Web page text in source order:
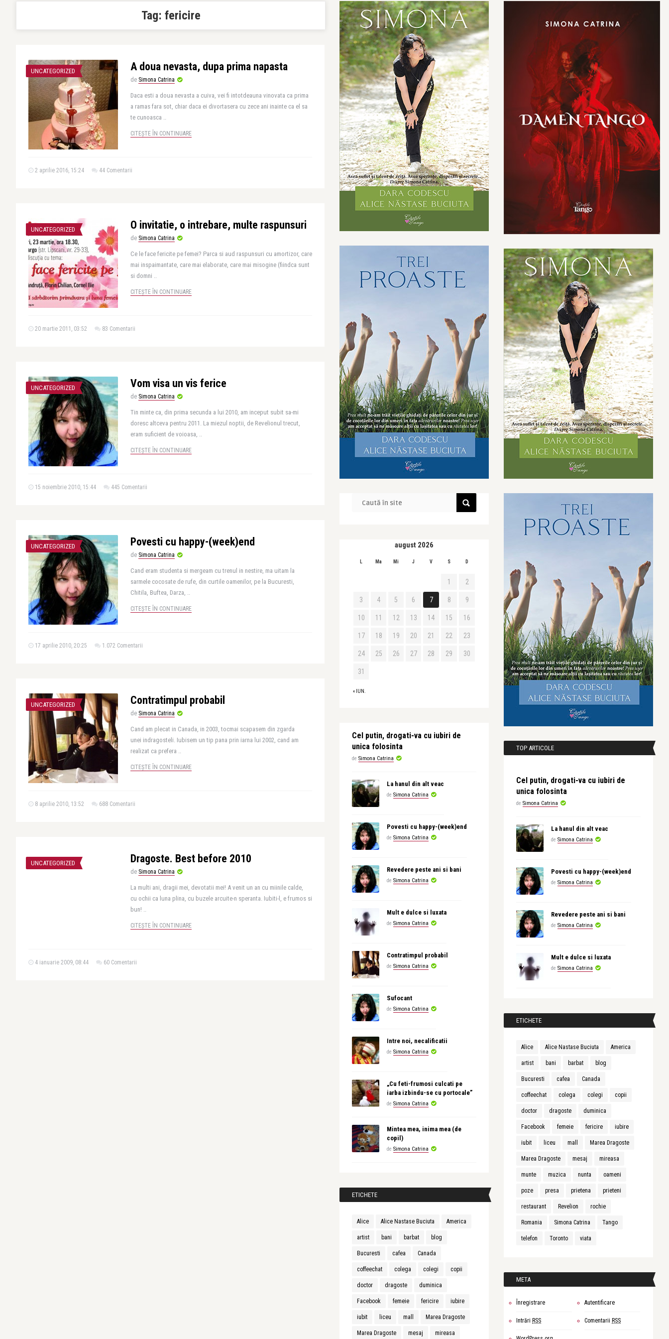
Tag: fericire
UNCATEGORIZED A doua nevasta, dupa prima napasta
de Simona Catrina
Daca esti a doua nevasta a cuiva, vei fi intotdeauna vinovata ca prima
a ramas fara sot, chiar daca ei divortasera cu zece ani inainte ca el sa
te cunoasca ..
CITEȘTE ÎN CONTINUARE
2 aprilie 2016, 15:24 44 Comentarii
UNCATEGORIZED O invitatie, o intrebare, multe raspunsuri
de Simona Catrina
Ce le face fericite pe femei? Parca si aud raspunsuri cu amortizor, care
mai inspaimantate, care mai elaborate, care mai misogine (fiindca sunt
si domni ..
CITEȘTE ÎN CONTINUARE
20 martie 2011, 03:52 83 Comentarii
UNCATEGORIZED Vom visa un vis ferice
de Simona Catrina
Tin minte ca, din prima secunda a lui 2010, am inceput subit sa-mi
doresc altceva pentru 2011. La miezul noptii, de Revelionul trecut,
eram suficient de voioasa, ..
CITEȘTE ÎN CONTINUARE
15 noiembrie 2010, 15:44 445 Comentarii
UNCATEGORIZED Povesti cu happy-(week)end
de Simona Catrina
Cand eram studenta si mergeam cu trenul in nestire, ma uitam la
sarmele cocosate de rufe, din curtile oamenilor, pe la Bucuresti,
Chitila, Buftea, Darza, ..
CITEȘTE ÎN CONTINUARE
17 aprilie 2010, 20:25 1.072 Comentarii
UNCATEGORIZED Contratimpul probabil
de Simona Catrina
Cand am plecat in Canada, in 2003, tocmai scapasem din zgarda
unei indragosteli. Iubisem un tip pana prin iarna lui 2002, cand am
realizat ca prefera ..
CITEȘTE ÎN CONTINUARE
8 aprilie 2010, 13:52 688 Comentarii
UNCATEGORIZED Dragoste. Best before 2010
de Simona Catrina
La multi ani, dragii mei, devotatii mei! A venit un an cu miinile calde,
cu ochii ca luna plina, cu buzele arcuite-n speranta. Iubiti-l, e frumos si
bun! ..
CITEȘTE ÎN CONTINUARE
4 ianuarie 2009, 08:44 60 Comentarii
august 2026
L Ma Mi J V S D
« IUN.
1 2
3 4 5 6 7 8 9
10 11 12 13 14 15 16
17 18 19 20 21 22 23
24 25 26 27 28 29 30
31
Cel putin, drogati-va cu iubiri de
unica folosinta
de Simona Catrina
La hanul din alt veac
de Simona Catrina
Povesti cu happy-(week)end
de Simona Catrina
Revedere peste ani si bani
de Simona Catrina
Mult e dulce si luxata
de Simona Catrina
Contratimpul probabil
de Simona Catrina
Sufocant
de Simona Catrina
Intre noi, necalificatii
de Simona Catrina
„Cu feti-frumosi culcati pe
iarba izbindu-se cu portocale”
de Simona Catrina
Mintea mea, inima mea (de
copil)
de Simona Catrina
ETICHETE
Alice Alice Nastase Buciuta America
artist bani barbat blog
Bucuresti cafea Canada
coffeechat colega colegi copii
doctor dragoste duminica
Facebook femeie fericire iubire
iubit liceu mall Marea Dragoste
Marea Dragoste mesaj mireasa
TOP ARTICOLE
Cel putin, drogati-va cu iubiri de
unica folosinta
de Simona Catrina
La hanul din alt veac
de Simona Catrina
Povesti cu happy-(week)end
de Simona Catrina
Revedere peste ani si bani
de Simona Catrina
Mult e dulce si luxata
de Simona Catrina
ETICHETE
Alice Alice Nastase Buciuta America
artist bani barbat blog
Bucuresti cafea Canada
coffeechat colega colegi copii
doctor dragoste duminica
Facebook femeie fericire iubire
iubit liceu mall Marea Dragoste
Marea Dragoste mesaj mireasa
munte muzica nunta oameni
poze presa prietena prieteni
restaurant Revelion rochie
Romania Simona Catrina Tango
telefon Toronto viata
META
Înregistrare Autentificare
Intrări RSS Comentarii RSS